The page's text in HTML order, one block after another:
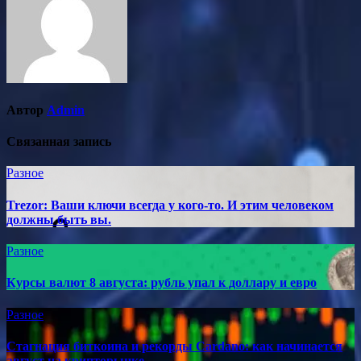
Автор Admin
Связанная запись
Разное
Trezor: Ваши ключи всегда у кого-то. И этим человеком
должны быть вы.
Разное
Курсы валют 8 августа: рубль упал к доллару и евро
Разное
Стагнация биткоина и рекорды Cardano: как начинается